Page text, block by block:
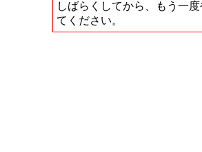
しばらくしてから、もう一
てください。